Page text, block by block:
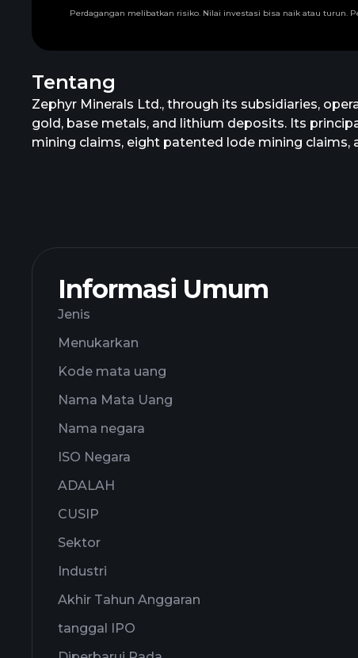
Tentang
Zephyr Minerals Ltd., through its subsidiaries,
gold, base metals, and lithium deposits. Its
mining claims, eight patented lode mining claims,
Informasi Umum
Jenis
Menukarkan
Kode mata uang
Nama Mata Uang
Nama negara
ISO Negara
ADALAH
CUSIP
Sektor
Industri
Akhir Tahun Anggaran
tanggal IPO
Perdagangan melibatkan risiko. Nilai investasi bisa naik atau turun.